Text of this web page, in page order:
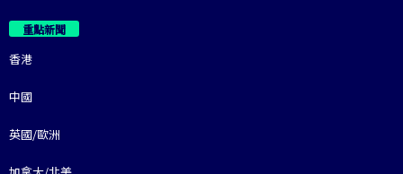
重點新聞
香港
中國
英國/歐洲